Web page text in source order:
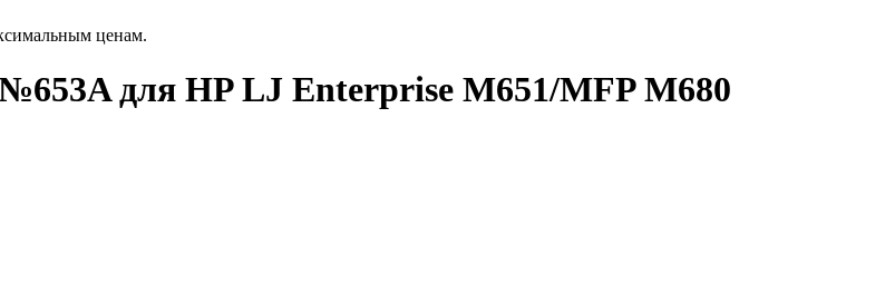
ценам.
для HP LJ Enterprise M651/MFP M680